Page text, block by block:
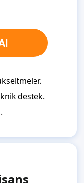
destek.